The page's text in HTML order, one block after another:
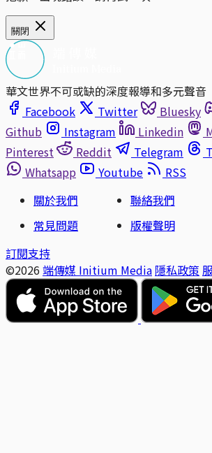
關閉
華文世界不可或缺的深度報導和多元聲音
Facebook
Twitter Bluesky
Github
Instagram Linkedin
Pinterest
Reddit Telegram
Whatsapp
Youtube
RSS
關於我們
聯絡我們
常見問題
版權聲明
訂閱支持
©2026 端傳媒 Initium Media 隱私政策